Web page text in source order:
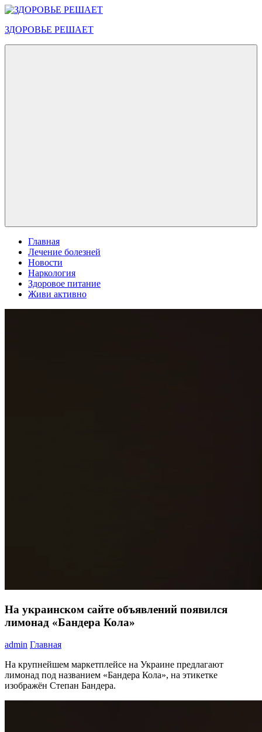
Перейти
содержимому
ЗДОРОВЬЕ РЕШАЕТ
Главная
Лечение болезней
Новости
Наркология
Здоровое питание
Живи активно
На украинском сайте объявлений появился
лимонад «Бандера Кола»
admin Главная
На крупнейшем маркетплейсе на Украине предлагают
лимонад под названием «Бандера Кола», на этикетке
изображён Степан Бандера.